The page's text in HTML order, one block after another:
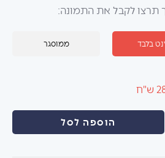
תרצו לקבל את התמונה:
בלבד ממוסגר
הוספה לסל